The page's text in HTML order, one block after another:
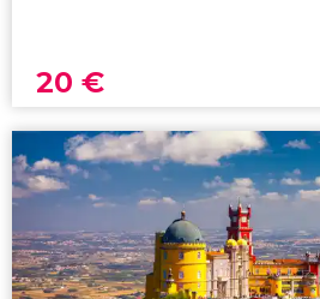
20 €